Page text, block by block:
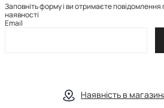
Заповніть форму і ви отримаєте повідомлення
наявності
Email
Наявність в